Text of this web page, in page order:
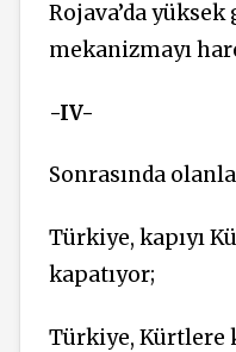
Rojava’da
mekanizmayı
-IV-
Sonrasında
Türkiye, kapıyı
kapatıyor;
Türkiye, Kürtlere